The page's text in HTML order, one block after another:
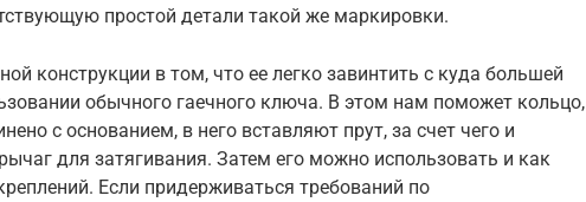
простой детали такой же маркировки.
конструкции в том, что ее легко завинтить с куда большей
обычного гаечного ключа. В этом нам поможет кольцо,
с основанием, в него вставляют прут, за счет чего и
для затягивания. Затем его можно использовать и как
Если придерживаться требований по